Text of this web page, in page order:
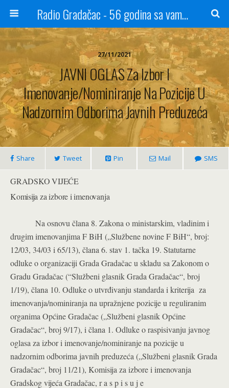
Radio Gradačac - 56 godina sa vama...
27/11/2021
JAVNI OGLAS Za Izbor I
Imenovanje/nominiranje Na Pozicije U
Nadzornim Odborima Javnih Preduzeća
Share Tweet Pin Mail SMS
GRADSKO VIJEĆE
Komisija za izbore i imenovanja
Na osnovu člana 8. Zakona o ministarskim, vladinim i
drugim imenovanjima F BiH („Službene novine F BiH“, broj:
12/03, 34/03 i 65/13), člana 6. stav 1. tačka 19. Statutarne
odluke o organizaciji Grada Gradačac u skladu sa Zakonom o
Gradu Gradačac (“Službeni glasnik Grada Gradačac“, broj
1/19), člana 10. Odluke o utvrđivanju standarda i kriterija za
imenovanja/nominiranja na upražnjene pozicije u reguliranim
organima Općine Gradačac („Službeni glasnik Općine
Gradačac“, broj 9/17), i člana 1. Odluke o raspisivanju javnog
oglasa za izbor i imenovanje/nominiranje na pozicije u
nadzornim odborima javnih preduzeća („Službeni glasnik Grada
Gradačac“, broj 11/21), Komisija za izbore i imenovanja
Gradskog vijeća Gradačac, r a s p i s u j e